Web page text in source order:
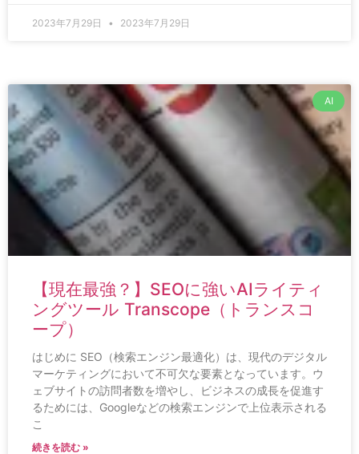
2023年7月29日 2023年7月29日
AI
【現在最強？】SEOに強いAIライティ
ングツール Transcope（トランスコ
ープ）
はじめに SEO（検索エンジン最適化）は、現代のデジタル
マーケティングにおいて不可欠な要素となっています。ウ
ェブサイトの訪問者数を増やし、ビジネスの成長を促進す
るためには、Googleなどの検索エンジンで上位表示される
こ
続きを読む »